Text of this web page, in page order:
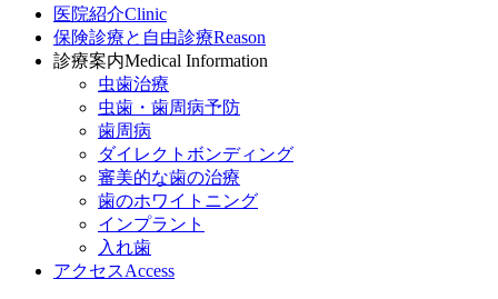
医院紹介Clinic
保険診療と自由診療Reason
診療案内Medical Information
虫歯治療
虫歯・歯周病予防
歯周病
ダイレクトボンディング
審美的な歯の治療
歯のホワイトニング
インプラント
入れ歯
アクセスAccess